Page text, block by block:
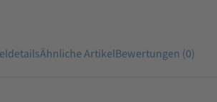
Ähnliche ArtikelBewertungen (0)